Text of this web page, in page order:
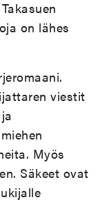
on lähes
viestit
Myös
Säkeet ovat